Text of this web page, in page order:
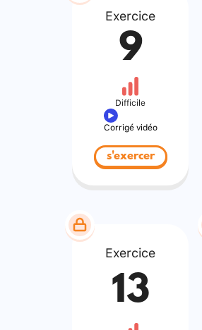
Exercice
9
Difficile
Corrigé vidéo
s'exercer
Exercice
13